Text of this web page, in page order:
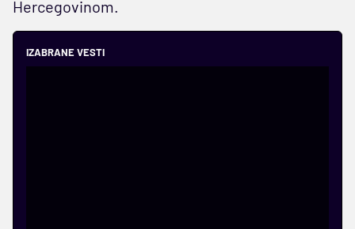
Hercegovinom.
IZABRANE VESTI